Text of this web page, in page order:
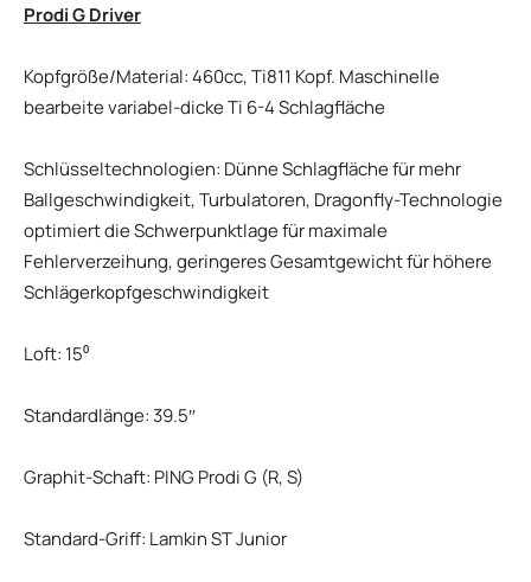
Prodi G Driver
Kopfgröße/Material: 460cc, Ti811 Kopf. Maschinelle
bearbeite variabel-dicke Ti 6-4 Schlagfläche
Schlüsseltechnologien: Dünne Schlagfläche für mehr
Ballgeschwindigkeit, Turbulatoren, Dragonfly-Technologie
optimiert die Schwerpunktlage für maximale
Fehlerverzeihung, geringeres Gesamtgewicht für höhere
Schlägerkopfgeschwindigkeit
Loft: 15⁰
Standardlänge: 39.5″
Graphit-Schaft: PING Prodi G (R, S)
Standard-Griff: Lamkin ST Junior